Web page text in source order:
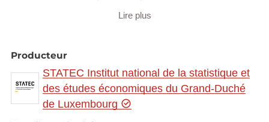
produits industriels par marché
Pondération des prix à la production des
produits industriels (principaux agrégats)
Pondération des prix à la production des
produits industriels par marché
Lire plus
Producteur
STATEC Institut national de la statistique et
des études économiques du Grand-Duché
de Luxembourg